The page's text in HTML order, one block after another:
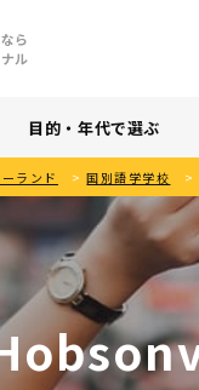
ら
ル
目的・年代で選ぶ
ランド > 国別語学学校 >